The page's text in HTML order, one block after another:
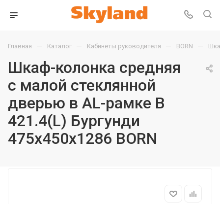
Главная — Каталог — Кабинеты руководителя — BORN —
Шкаф-колонка средняя
с малой стеклянной
дверью в AL-рамке B
421.4(L) Бургунди
475х450х1286 BORN